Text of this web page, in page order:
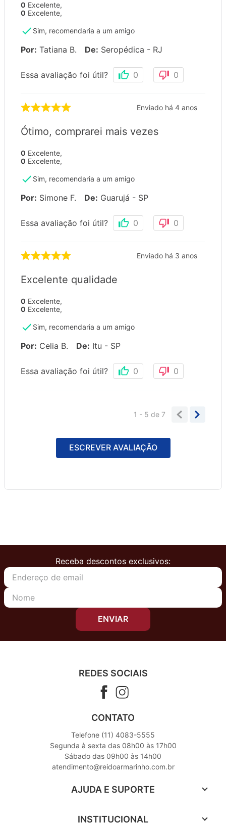
0 Excelente,
0 Excelente,
Sim, recomendaria a um amigo
Por: Tatiana B. De: Seropédica - RJ
Essa avaliação foi útil? 0 0
Enviado há 4 anos
Ótimo, comprarei mais vezes
0 Excelente,
0 Excelente,
Sim, recomendaria a um amigo
Por: Simone F. De: Guarujá - SP
Essa avaliação foi útil? 0 0
Enviado há 3 anos
Excelente qualidade
0 Excelente,
0 Excelente,
Sim, recomendaria a um amigo
Por: Celia B. De: Itu - SP
Essa avaliação foi útil? 0 0
1 - 5de 7
ESCREVER AVALIAÇÃO
Receba descontos exclusivos:
ENVIAR
REDES SOCIAIS
CONTATO
Telefone (11) 4083-5555
Segunda à sexta das 08h00 às 17h00
Sábado das 09h00 às 14h00
atendimento@reidoarmarinho.com.br
AJUDA E SUPORTE
INSTITUCIONAL